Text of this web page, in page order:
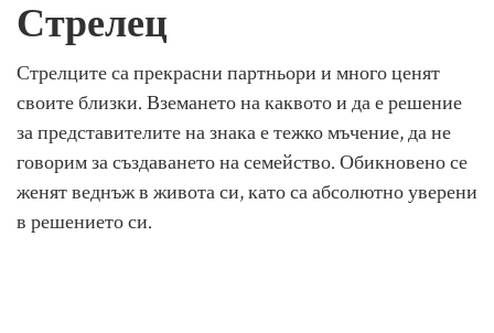
Стрелец
Стрелците са прекрасни партньори и много ценят
своите близки. Вземането на каквото и да е решение
за представителите на знака е тежко мъчение, да не
говорим за създаването на семейство. Обикновено се
женят веднъж в живота си, като са абсолютно уверени
в решението си.